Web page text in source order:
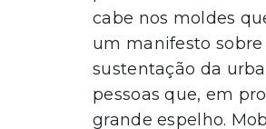
cabe nos moldes
um manifesto
sustentação da
pessoas que, em
grande espelho.